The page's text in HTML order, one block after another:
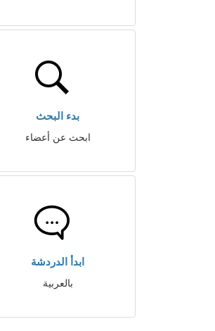
بدء البحث
ابحث عن أعضاء
ابدأ الدردشة
بالعربية